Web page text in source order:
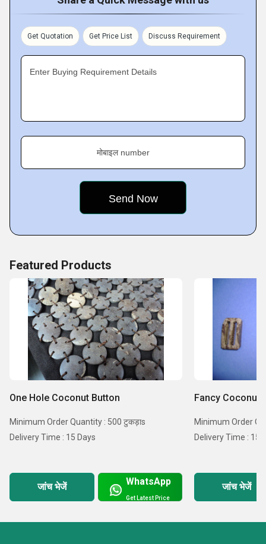
used for enhancing the looks and fitting of garments.
Moreover, we are capable of meeting immediate demands
of these buttons due to the support of our extremely
Quality is of prime importance to our organization and is
procedures right from the procurement of raw materials till
the last stage of the product processing to
Get Quotation Get Price List Discuss Requirement
Enter Buying Requirement Details
मोबाइल number
Featured Products
One Hole Coconut Button
Minimum Order Quantity : 500 टुकड़ाs
Delivery Time : 15 Days
जांच भेजें WhatsApp
Get Latest Price
Fancy Coconut
Minimum Order
Delivery Time : 15
जांच भेजें